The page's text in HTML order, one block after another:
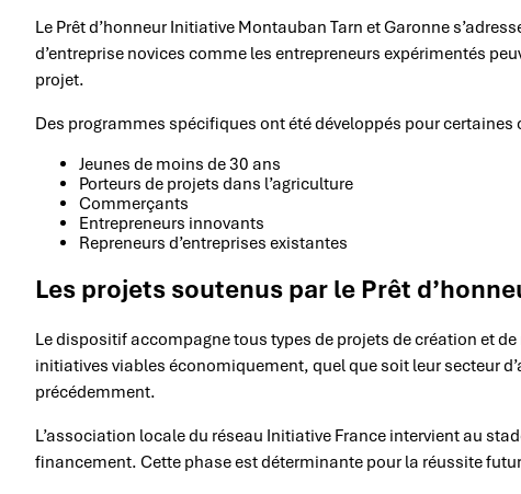
Le Prêt d’honneur Initiative Montauban Tarn et Garonne
d’entreprise novices comme les entrepreneurs expérimentés
projet.
Des programmes spécifiques ont été développés pour certaines
Jeunes de moins de 30 ans
Porteurs de projets dans l’agriculture
Commerçants
Entrepreneurs innovants
Repreneurs d’entreprises existantes
Les projets soutenus par le Prêt
Le dispositif accompagne tous types de projets de création et de
initiatives viables économiquement, quel que soit leur secteur
précédemment.
L’association locale du réseau Initiative France intervient au
financement. Cette phase est déterminante pour la réussite